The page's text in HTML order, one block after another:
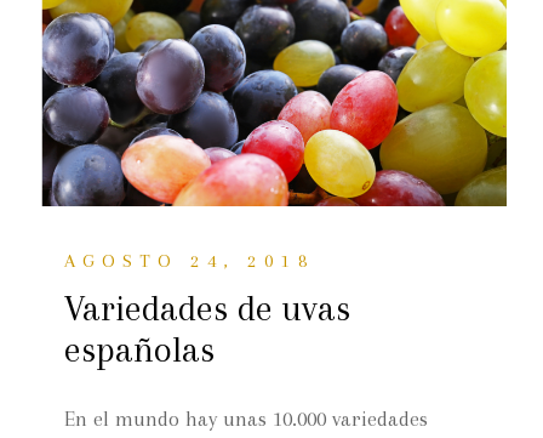
AGOSTO 24, 2018
Variedades de uvas
españolas
En el mundo hay unas 10.000 variedades